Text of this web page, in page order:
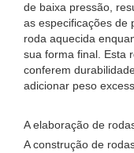
de baixa pressão,
as especificações de
roda aquecida
sua forma final. Esta
conferem
adicionar peso
A elaboração de
A construção de